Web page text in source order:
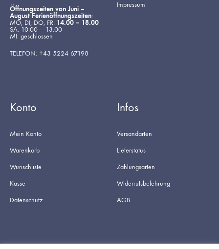
Öffnungszeiten von Juni –
August Ferienöffnungszeiten:
MO, DI, DO, FR: 14.00 – 18.00
SA: 10.00 – 13.00
MI: geschlossen
TELEFON: +43 5224 67198
Impressum
Konto
Mein Konto
Warenkorb
Wunschliste
Kasse
Datenschutz
Infos
Versandarten
Lieferstatus
Zahlungsarten
Widerrufsbelehrung
AGB